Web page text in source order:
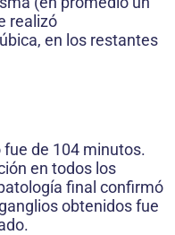
realizó
en los restantes
de 104 minutos.
en todos los
final confirmó
obtenidos fue